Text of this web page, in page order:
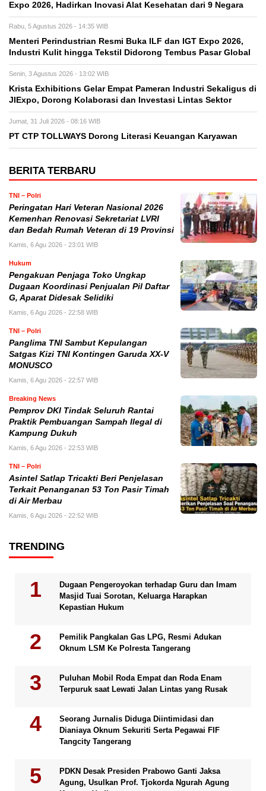
Expo 2026, Hadirkan Inovasi Alat Kesehatan dari 9 Negara
Rabu, 5 Agustus 2026 - 14:35 WIB
Menteri Perindustrian Resmi Buka ILF dan IGT Expo 2026,
Industri Kulit hingga Tekstil Didorong Tembus Pasar Global
Senin, 3 Agustus 2026 - 13:02 WIB
Krista Exhibitions Gelar Empat Pameran Industri Sekaligus di
JIExpo, Dorong Kolaborasi dan Investasi Lintas Sektor
Jumat, 31 Juli 2026 - 08:16 WIB
PT CTP TOLLWAYS Dorong Literasi Keuangan Karyawan
BERITA TERBARU
TNI – Polri
Peringatan Hari Veteran Nasional 2026
Kemenhan Renovasi Sekretariat LVRI
dan Bedah Rumah Veteran di 19 Provinsi
Kamis, 6 Agu 2026 - 23:01 WIB
Hukum
Pengakuan Penjaga Toko Ungkap
Dugaan Koordinasi Penjualan Pil Daftar
G, Aparat Didesak Selidiki
Kamis, 6 Agu 2026 - 22:58 WIB
TNI – Polri
Panglima TNI Sambut Kepulangan
Satgas Kizi TNI Kontingen Garuda XX-V
MONUSCO
Kamis, 6 Agu 2026 - 22:57 WIB
Breaking News
Pemprov DKI Tindak Seluruh Rantai
Praktik Pembuangan Sampah Ilegal di
Kampung Dukuh
Kamis, 6 Agu 2026 - 22:53 WIB
TNI – Polri
Asintel Satlap Tricakti Beri Penjelasan
Terkait Penanganan 53 Ton Pasir Timah
di Air Merbau
Kamis, 6 Agu 2026 - 22:52 WIB
TRENDING
Dugaan Pengeroyokan terhadap Guru dan Imam
Masjid Tuai Sorotan, Keluarga Harapkan
Kepastian Hukum
Pemilik Pangkalan Gas LPG, Resmi Adukan
Oknum LSM Ke Polresta Tangerang
Puluhan Mobil Roda Empat dan Roda Enam
Terpuruk saat Lewati Jalan Lintas yang Rusak
Seorang Jurnalis Diduga Diintimidasi dan
Dianiaya Oknum Sekuriti Serta Pegawai FIF
Tangcity Tangerang
PDKN Desak Presiden Prabowo Ganti Jaksa
Agung, Usulkan Prof. Tjokorda Ngurah Agung